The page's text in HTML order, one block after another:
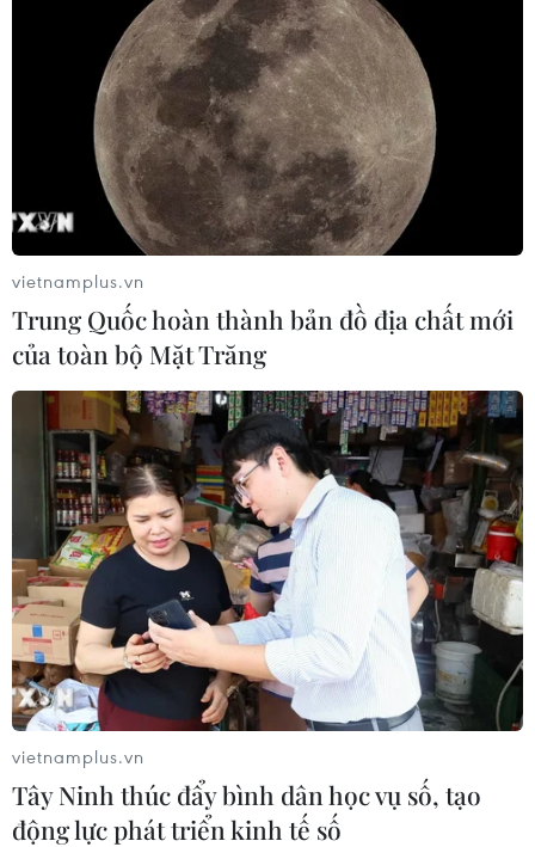
vietnamplus.vn
Trung Quốc hoàn thành bản đồ địa chất mới
của toàn bộ Mặt Trăng
vietnamplus.vn
Tây Ninh thúc đẩy bình dân học vụ số, tạo
động lực phát triển kinh tế số